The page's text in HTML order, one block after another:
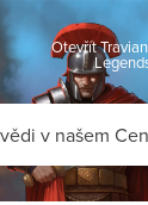
Otevřít